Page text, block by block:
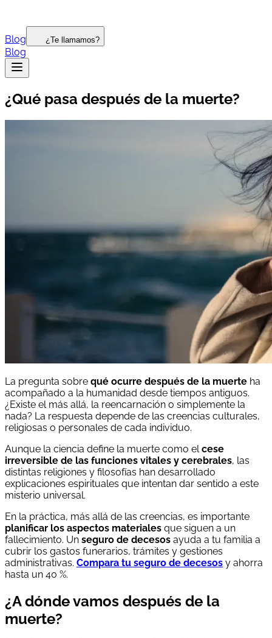
Blog ¿Te llamamos?
Blog
¿Qué pasa después de la muerte?
La pregunta sobre qué ocurre después de la muerte ha
acompañado a la humanidad desde tiempos antiguos.
¿Existe el más allá, la reencarnación o simplemente la
nada? La respuesta depende de las creencias culturales,
religiosas o personales de cada individuo.
Aunque la ciencia define la muerte como elcese
irreversible de las funciones vitales y cerebrales, las
distintas religiones y filosofías han desarrollado
explicaciones espirituales que intentan dar sentido a este
misterio universal.
En la práctica, más allá de las creencias, es importante
planificar los aspectos materiales que siguen a un
fallecimiento. Un seguro de decesos ayuda a tu familia a
cubrir los gastos funerarios, trámites y gestiones
administrativas. Compara tu seguro de decesos y ahorra
hasta un 40 %.
¿A dónde vamos después de la
muerte?